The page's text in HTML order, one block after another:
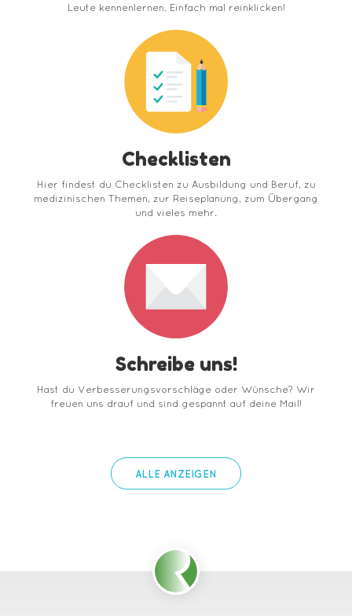
Leute kennenlernen. Einfach mal reinklicken!
Checklisten
Hier findest du Checklisten zu Ausbildung und Beruf, zu
medizinischen Themen, zur Reiseplanung, zum Übergang
und vieles mehr.
Schreibe uns!
Hast du Verbesserungsvorschläge oder Wünsche? Wir
freuen uns drauf und sind gespannt auf deine Mail!
ALLE ANZEIGEN